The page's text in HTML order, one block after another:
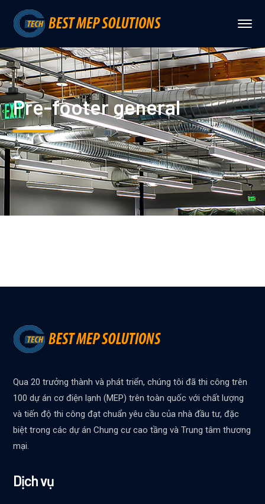
Pre-footer general
Qua 20 trưởng thành và phát triển, chúng tôi đã thi công trên
100 dự án cơ điện lạnh (MEP) trên toàn quốc với chất lượng
và tiến độ thi công đạt chuẩn yêu cầu của nhà đầu tư, đặc
biệt trong các dự án Chung cư cao tầng và Trung tâm thương
mại.
Dịch vụ